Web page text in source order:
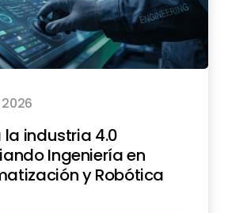
la industria 4.0
Ingeniería en
y Robótica